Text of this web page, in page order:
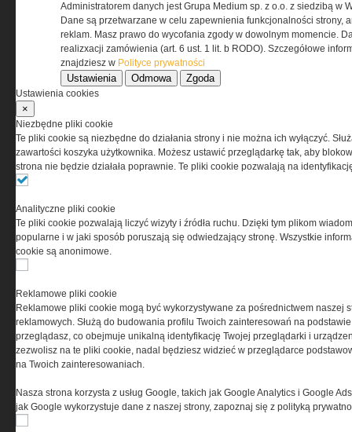
Regulamin określa zasady korzystania z portalu
www.special-ops.pl
Korzystanie z portalu jest równoznaczne
z zaakceptowaniem warunków ustanowionych
odpowiedzialnością Spółka komandytowa, nr KRS:
0000537655, NIP 1132860378, REGON 146393437
(zwana dalej Grupa MEDIUM) w postaci Regulaminu.
Ta witryna wykorzystuje pliki cookies do przechowywania
informacji na Twoim komputerze. Pliki cookies stosujemy
w celu świadczenia usług na najwyższym poziomie,
w tym w sposób dostosowany do indywidualnych potrzeb.
Korzystanie z witryny bez zmiany ustawień dotyczących
urządzeniu końcowym. W każdym momencie możesz
dokonać zmiany ustawień przeglądarki dotyczących
Administratorem danych jest Grupa Medium sp. z o.o. z siedzibą w
Dane są przetwarzane w celu zapewnienia funkcjonalności strony,
reklam. Masz prawo do wycofania zgody w dowolnym momencie.
realizxacji zamówienia (art. 6 ust. 1 lit. b RODO). Szczegółowe
znajdziesz w Polityce prywatności
Ustawienia Odmowa Zgoda
Ustawienia cookies
×
Niezbędne pliki cookie
Te pliki cookie są niezbędne do działania strony i nie można ich wyłączyć.
zawartości koszyka użytkownika. Możesz ustawić przeglądarkę tak, aby
strona nie będzie działała poprawnie. Te pliki cookie pozwalają na
Analityczne pliki cookie
Te pliki cookie pozwalają liczyć wizyty i źródła ruchu. Dzięki tym plikom
popularne i w jaki sposób poruszają się odwiedzający stronę. Wszystkie
cookie są anonimowe.
Reklamowe pliki cookie
Reklamowe pliki cookie mogą być wykorzystywane za pośrednictwem naszej
reklamowych. Służą do budowania profilu Twoich zainteresowań na
przeglądasz, co obejmuje unikalną identyfikację Twojej przeglądarki i
zezwolisz na te pliki cookie, nadal będziesz widzieć w przeglądarce
na Twoich zainteresowaniach.
Nasza strona korzysta z usług Google, takich jak Google Analytics i Google
jak Google wykorzystuje dane z naszej strony, zapoznaj się z polityką